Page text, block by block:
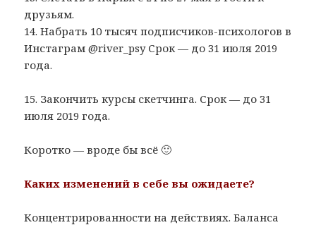
друзьям.
14. Набрать 10 тысяч подписчиков-психологов в
Инстаграм @river_psy Срок — до 31 июля 2019
года.
15. Закончить курсы скетчинга. Срок — до 31
июля 2019 года.
Коротко — вроде бы всё 🙂
Каких изменений в себе вы ожидаете?
Концентрированности на действиях. Баланса